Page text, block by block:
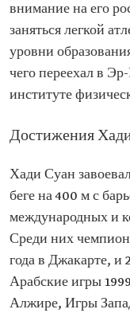
внимание на его
заняться легкой
уровни
чего переехал в
институте
Достижения
Хади Суан
беге на 400 м с
международных и
Среди них
года в Джакарте,
Арабские игры
Алжире, Игры